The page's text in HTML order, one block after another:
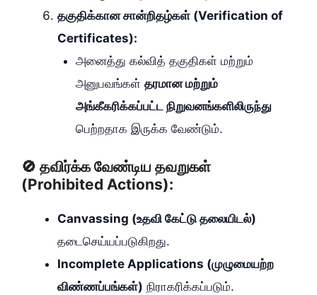
தகுதிக்கான சான்றிதழ்கள் (Verification of
Certificates):
அனைத்து கல்வித் தகுதிகள் மற்றும்
அனுபவங்கள் தரமான மற்றும்
அங்கீகரிக்கப்பட்ட நிறுவனங்களிலிருந்து
பெற்றதாக இருக்க வேண்டும்.
🚫 தவிர்க்க வேண்டிய தவறுகள்
(Prohibited Actions):
Canvassing (உதவி கேட்டு தலையிடல்)
தடைசெய்யப்படுகிறது.
Incomplete Applications (முழுமையற்ற
விண்ணப்பங்கள்) நிராகரிக்கப்படும்.